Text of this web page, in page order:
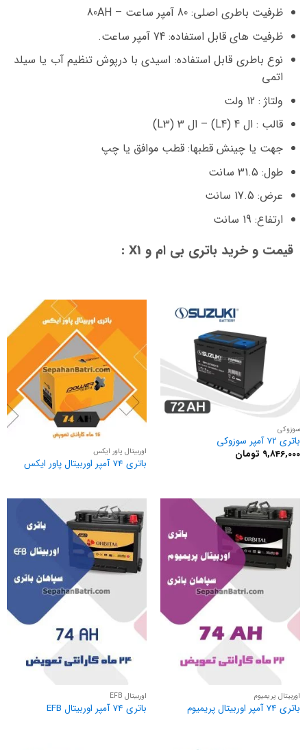
ظرفیت باطری اصلی: 80 آمپر ساعت – 80AH
ظرفیت های قابل استفاده: 74 آمپر ساعت.
نوع باطری قابل استفاده: اسیدی با درپوش تنظیم آب یا سیلد
اتمی
ولتاژ : 12 ولت
قالب : ال 4 (L4) – ال 3 (L3)
جهت یا چینش قطبها: قطب موافق یا چپ
طول: 31.5 سانت
عرض: 17.5 سانت
ارتفاع: 19 سانت
قیمت و خرید باتری بی ام و X1 :
سوزوکی
باتری 72 آمپر سوزوکی
9,846,000 تومان اوربیتال پاور ایکس
باتری 74 آمپر اوربیتال پاور ایکس
اوربیتال پریمیوم
باتری 74 آمپر اوربیتال پریمیوم
اوربیتال EFB
باتری 74 آمپر اوربیتال EFB